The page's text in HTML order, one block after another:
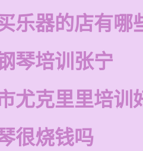
乐器的店有哪
琴培训张宁
尤克里里培训
很烧钱吗